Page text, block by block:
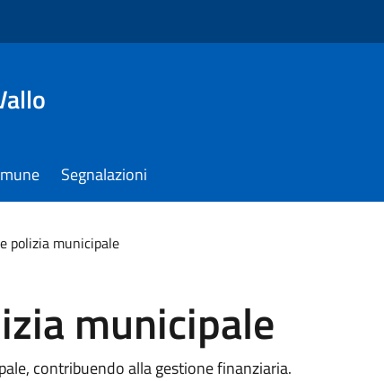
Segnalazioni
polizia municipale
municipale
contribuendo alla gestione finanziaria.